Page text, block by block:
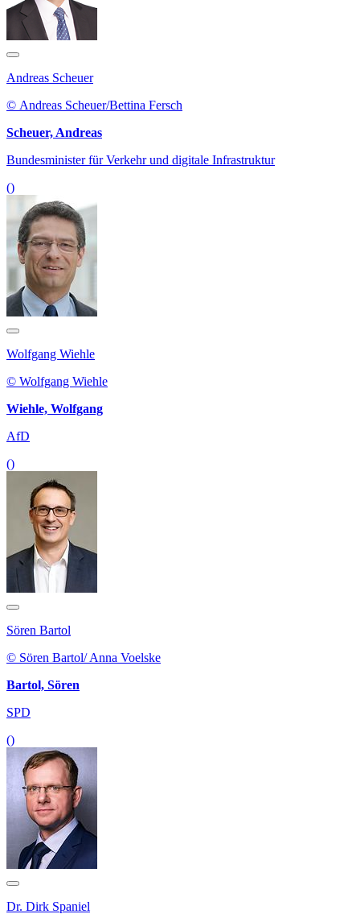
Andreas Scheuer
© Andreas Scheuer/Bettina Fersch
Scheuer, Andreas
Bundesminister für Verkehr und digitale Infrastruktur
()
Wolfgang Wiehle
© Wolfgang Wiehle
Wiehle, Wolfgang
AfD
()
Sören Bartol
© Sören Bartol/ Anna Voelske
Bartol, Sören
SPD
()
Dr. Dirk Spaniel